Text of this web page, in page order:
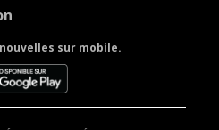
sur mobile.